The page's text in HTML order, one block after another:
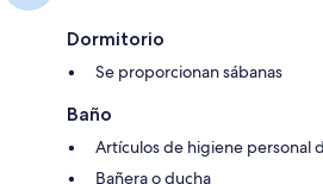
Dormitorio
Se proporcionan sábanas
Baño
Artículos de higiene personal
Bañera o ducha